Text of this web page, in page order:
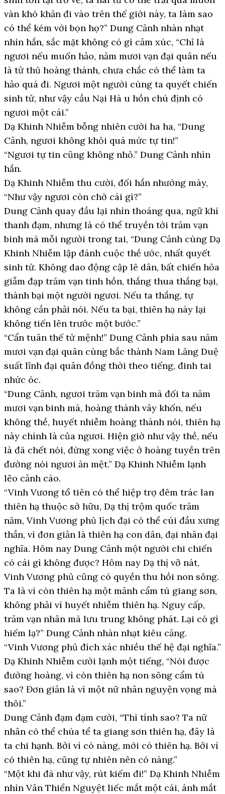
vàn khó khăn đi vào trên thế giới này, ta làm sao
có thể kém với bọn họ?” Dung Cảnh nhàn nhạt
nhìn hắn, sắc mặt không có gì cảm xúc, “Chỉ là
ngươi nếu muốn hảo, năm mươi vạn đại quân nếu
là tử thủ hoàng thành, chưa chắc có thể làm ta
hảo quá đi. Ngươi một người cùng ta quyết chiến
sinh tử, như vậy cầu Nại Hà u hồn chú định có
ngươi một cái.”
Dạ Khinh Nhiễm bỗng nhiên cười ha ha, “Dung
Cảnh, ngươi không khỏi quá mức tự tin!”
“Ngươi tự tin cũng không nhỏ.” Dung Cảnh nhìn
hắn.
Dạ Khinh Nhiễm thu cười, đối hắn nhướng mày,
“Như vậy ngươi còn chờ cái gì?”
Dung Cảnh quay đầu lại nhìn thoáng qua, ngữ khí
thanh đạm, nhưng là có thể truyền tới trăm vạn
binh mã mỗi người trong tai, “Dung Cảnh cùng Dạ
Khinh Nhiễm lập đánh cuộc thề ước, nhất quyết
sinh tử. Không dao động cập lê dân, bất chiến hỏa
giẫm đạp trăm vạn tinh hồn, thắng thua thắng bại,
thành bại một người ngươi. Nếu ta thắng, tự
không cần phải nói. Nếu ta bại, thiên hạ này lại
không tiến lên trước một bước.”
“Cẩn tuân thế tử mệnh!” Dung Cảnh phía sau năm
mươi vạn đại quân cùng bắc thành Nam Lăng Duệ
suất lĩnh đại quân đồng thời theo tiếng, đinh tai
nhức óc.
“Dung Cảnh, ngươi trăm vạn binh mã đối ta năm
mươi vạn binh mã, hoàng thành vây khốn, nếu
không thề, huyết nhiễm hoàng thành nói, thiên hạ
này chính là của ngươi. Hiện giờ như vậy thề, nếu
là đã chết nói, đừng xong việc ở hoàng tuyền trên
đường nói ngươi ăn mệt.” Dạ Khinh Nhiễm lạnh
lẽo cảnh cáo.
“Vinh Vương tổ tiên có thể hiệp trợ đêm trác lan
thiên hạ thuộc sở hữu, Dạ thị trộm quốc trăm
năm, Vinh Vương phủ lịch đại có thể cúi đầu xưng
thần, vì đơn giản là thiên hạ con dân, đại nhân đại
nghĩa. Hôm nay Dung Cảnh một người chi chiến
có cái gì không được? Hôm nay Dạ thị vỡ nát,
Vinh Vương phủ cũng có quyền thu hồi non sông.
Ta là vì còn thiên hạ một mảnh cẩm tú giang sơn,
không phải vì huyết nhiễm thiên hạ. Nguy cấp,
trăm vạn nhân mã lưu trung không phát. Lại có gì
hiếm lạ?” Dung Cảnh nhàn nhạt kiêu căng.
“Vinh Vương phủ đích xác nhiều thế hệ đại nghĩa.”
Dạ Khinh Nhiễm cười lạnh một tiếng, “Nói được
đường hoàng, vì còn thiên hạ non sông cẩm tú
sao? Đơn giản là vì một nữ nhân nguyện vọng mà
thôi.”
Dung Cảnh đạm đạm cười, “Thì tính sao? Ta nữ
nhân có thể chúa tể ta giang sơn thiên hạ, đây là
ta chi hạnh. Bởi vì có nàng, mới có thiên hạ. Bởi vì
có thiên hạ, cũng tự nhiên nên có nàng.”
“Một khi đã như vậy, rút kiếm đi!” Dạ Khinh Nhiễm
nhìn Vân Thiển Nguyệt liếc mắt một cái, ánh mắt